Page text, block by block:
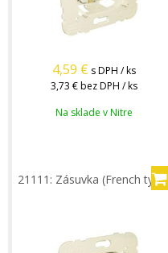
4,59 € s DPH / ks
3,73 €bez DPH / ks
Na sklade v Nitre
21111: Zásuvka (French type)